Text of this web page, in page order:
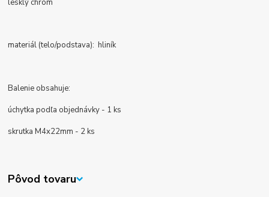
lesklý chróm
materiál (telo/podstava): hliník
Balenie obsahuje:
úchytka podľa objednávky - 1 ks
skrutka M4x22mm - 2 ks
Pôvod tovaru